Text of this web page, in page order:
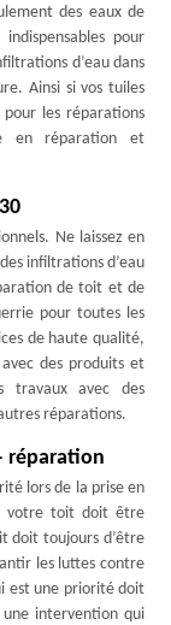
des eaux de
pour
d’eau dans
Ainsi si vos tuiles
les réparations
en réparation et
Ne laissez en
infiltrations d’eau
de toit et de
pour toutes les
de haute qualité,
des produits et
travaux avec des
réparations.
réparation
lors de la prise en
votre toit doit être
doit toujours d’être
les luttes contre
est une priorité doit
intervention qui